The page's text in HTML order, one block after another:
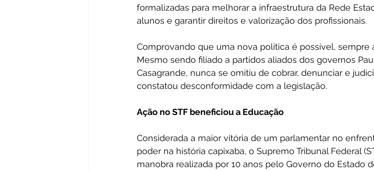
formalizadas para melhorar a infraestrutura da Rede
alunos e garantir direitos e valorização dos profissionais.
Comprovando que uma nova política é possível,
Mesmo sendo filiado a partidos aliados dos governos
Casagrande, nunca se omitiu de cobrar, denunciar e
constatou desconformidade com a legislação.
Ação no STF beneficiou a Educação
Considerada a maior vitória de um parlamentar no
poder na história capixaba, o Supremo Tribunal Federal
manobra realizada por 10 anos pelo Governo do Estado